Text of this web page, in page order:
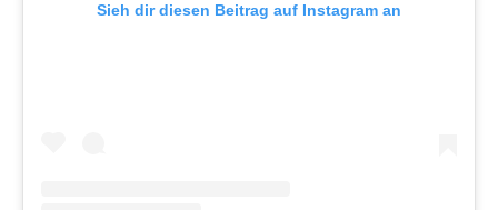
Sieh dir diesen Beitrag auf Instagram an